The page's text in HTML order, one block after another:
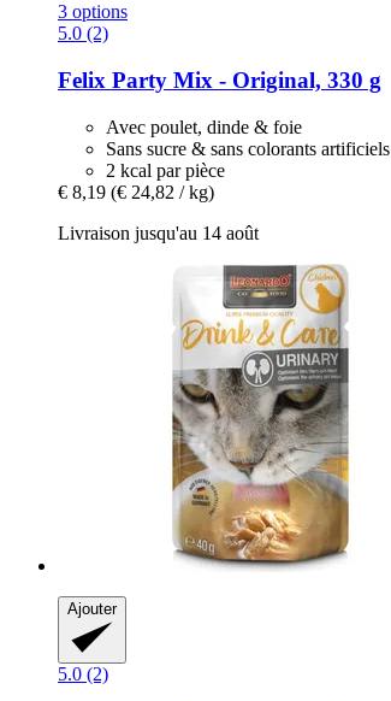
3 options
5.0 (2)
Felix Party Mix -​ Original, 330 g
Avec poulet, dinde & foie
Sans sucre & sans colorants artificiels
2 kcal par pièce
€ 8,19 (€ 24,82 / kg)
Livraison jusqu'au 14 août
Ajouter
5.0 (2)